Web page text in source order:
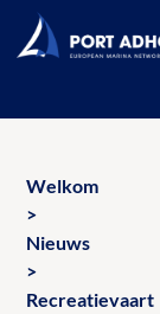
Welkom
>
Nieuws
>
Recreatievaart